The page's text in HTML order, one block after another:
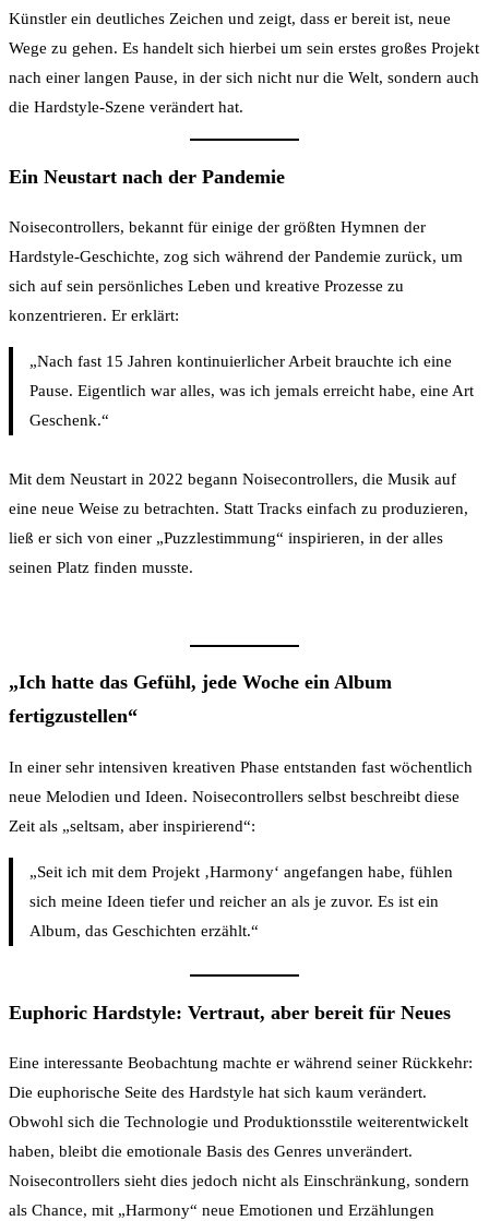
Künstler ein deutliches Zeichen und zeigt, dass er bereit ist, neue
Wege zu gehen. Es handelt sich hierbei um sein erstes großes Projekt
nach einer langen Pause, in der sich nicht nur die Welt, sondern auch
die Hardstyle-Szene verändert hat.
Ein Neustart nach der Pandemie
Noisecontrollers, bekannt für einige der größten Hymnen der
Hardstyle-Geschichte, zog sich während der Pandemie zurück, um
sich auf sein persönliches Leben und kreative Prozesse zu
konzentrieren. Er erklärt:
„Nach fast 15 Jahren kontinuierlicher Arbeit brauchte ich eine
Pause. Eigentlich war alles, was ich jemals erreicht habe, eine Art
Geschenk.“
Mit dem Neustart in 2022 begann Noisecontrollers, die Musik auf
eine neue Weise zu betrachten. Statt Tracks einfach zu produzieren,
ließ er sich von einer „Puzzlestimmung“ inspirieren, in der alles
seinen Platz finden musste.
„Ich hatte das Gefühl, jede Woche ein Album
fertigzustellen“
In einer sehr intensiven kreativen Phase entstanden fast wöchentlich
neue Melodien und Ideen. Noisecontrollers selbst beschreibt diese
Zeit als „seltsam, aber inspirierend“:
„Seit ich mit dem Projekt ‚Harmony‘ angefangen habe, fühlen
sich meine Ideen tiefer und reicher an als je zuvor. Es ist ein
Album, das Geschichten erzählt.“
Euphoric Hardstyle: Vertraut, aber bereit für Neues
Eine interessante Beobachtung machte er während seiner Rückkehr:
Die euphorische Seite des Hardstyle hat sich kaum verändert.
Obwohl sich die Technologie und Produktionsstile weiterentwickelt
haben, bleibt die emotionale Basis des Genres unverändert.
Noisecontrollers sieht dies jedoch nicht als Einschränkung, sondern
als Chance, mit „Harmony“ neue Emotionen und Erzählungen